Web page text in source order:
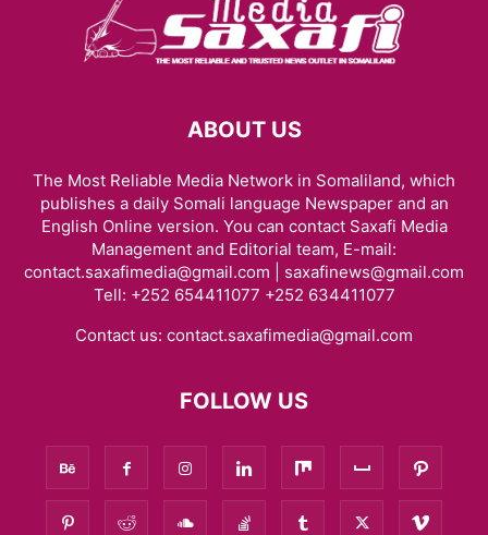
ABOUT US
The Most Reliable Media Network in Somaliland, which
publishes a daily Somali language Newspaper and an
English Online version. You can contact Saxafi Media
Management and Editorial team, E-mail:
contact.saxafimedia@gmail.com | saxafinews@gmail.com
Tell: +252 654411077 +252 634411077
Contact us: contact.saxafimedia@gmail.com
FOLLOW US